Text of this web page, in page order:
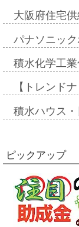
大阪府住宅
パナソニッ
積水化学工
【トレンド
積水ハウス
ピックアップ